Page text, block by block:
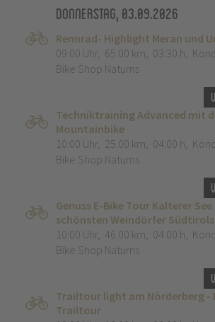
Donnerstag, 03.09.2026
Rennrad- Highlight Meran und
09:00 Uhr, 65.00 km, 03:30 h,
Bike Shop Naturns
Techniktraining Advanced mit
Mountainbike
10:00 Uhr, 25.00 km, 04:00 h,
Bike Shop Naturns
Genuss E-Bike Tour Kalterer
schönsten Weindörfer
10:00 Uhr, 46.00 km, 04:00 h,
Bike Shop Naturns
Trailtour light am Nörderberg -
Trailtour